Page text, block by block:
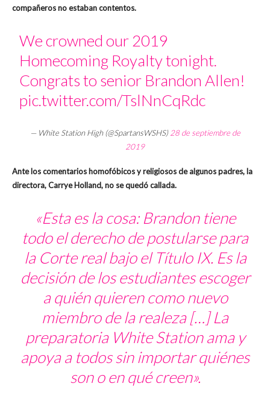
compañeros no estaban contentos.
We crowned our 2019
Homecoming Royalty tonight.
Congrats to senior Brandon Allen!
pic.twitter.com/TslNnCqRdc
— White Station High (@SpartansWSHS)28 de septiembre de
2019
Ante los comentarios homofóbicos y religiosos de algunos padres, la
directora, Carrye Holland, no se quedó callada.
«Esta es la cosa: Brandon tiene
todo el derecho de postularse para
la Corte real bajo el Título IX. Es la
decisión de los estudiantes escoger
a quién quieren como nuevo
miembro de la realeza […] La
preparatoria White Station ama y
apoya a todos sin importar quiénes
son o en qué creen».